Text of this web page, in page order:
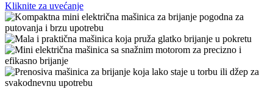
Kliknite za uvećanje